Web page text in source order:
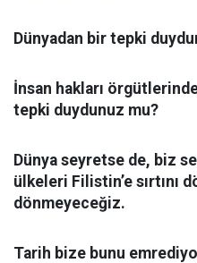
Dünyadan bir tepki
İnsan hakları
tepki duydunuz mu?
Dünya seyretse de, biz
ülkeleri Filistin’e sırtını
dönmeyeceğiz.
Tarih bize bunu